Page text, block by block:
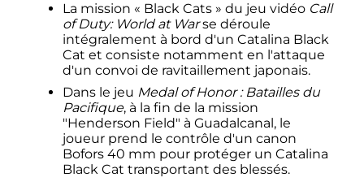
La mission « Black Cats » du jeu vidéo Call
of Duty: World at Warse déroule
intégralement à bord d'un Catalina Black
Cat et consiste notamment en l'attaque
d'un convoi de ravitaillement japonais.
Dans le jeu Medal of Honor : Batailles du
Pacifique, à la fin de la mission
"Henderson Field" à Guadalcanal, le
joueur prend le contrôle d'un canon
Bofors 40 mm pour protéger un Catalina
Black Cat transportant des blessés.